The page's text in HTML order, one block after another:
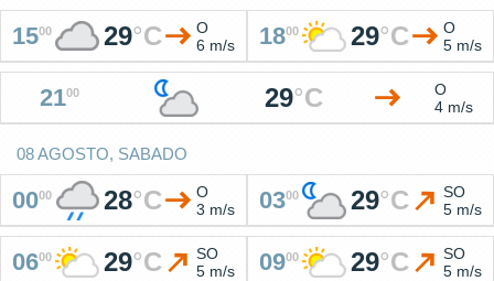
1500 29°C
O
6 m/s
1800 29°C
O
5 m/s
2100 29°C
O
4 m/s
08 AGOSTO, SABADO
0000 28°C
O
3 m/s
0300 29°C
SO
5 m/s
0600 29°C
SO
5 m/s
0900 29°C
SO
5 m/s